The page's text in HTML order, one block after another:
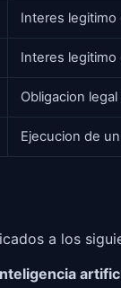
Interes legitimo
Interes legitimo
Obligacion legal
Ejecucion de
a los